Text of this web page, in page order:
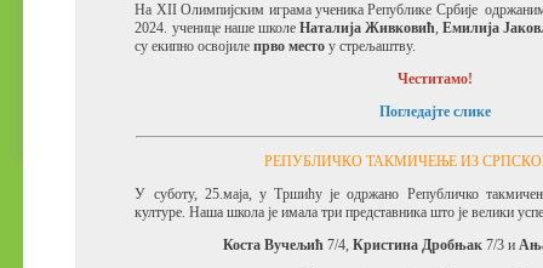
На XII Oлимпијским играма ученика Републике Србије
2024. ученице наше школе Наталија Живковић, Емилија
су екипно освојилепрво место у стрељаштву.
Честитамо!
Погледајте слике
РЕПУБЛИЧКО ТАКМИЧЕЊЕ ИЗ
У суботу, 25.маја, у Тршићу је одржано Републичко
културе.Наша школа је имала три представника што је велики
Коста Вучељић7/4,Кристина Дробњак 7/3 и